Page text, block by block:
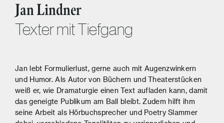
Jan Lindner
Texter mit Tiefgang
Jan lebt Formulierlust, gerne auch mit Augenzwinkern
und Humor. Als Autor von Büchern und Theaterstücken
weiß er, wie Dramaturgie einen Text aufladen kann, damit
das geneigte Publikum am Ball bleibt. Zudem hilft ihm
seine Arbeit als Hörbuchsprecher und Poetry Slammer